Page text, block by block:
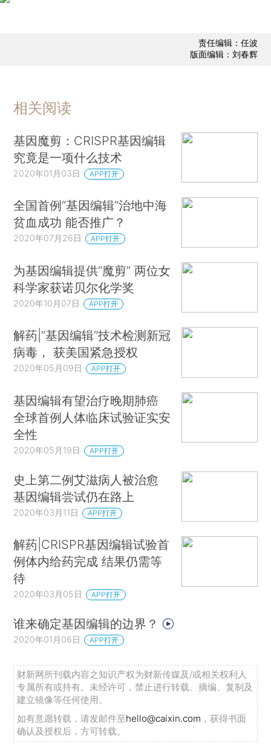
责任编辑：任波
版面编辑：刘春辉
相关阅读
基因魔剪：CRISPR基因编辑
究竟是一项什么技术
2020年01月03日 APP打开
全国首例“基因编辑”治地中海
贫血成功 能否推广？
2020年07月26日 APP打开
为基因编辑提供“魔剪” 两位女
科学家获诺贝尔化学奖
2020年10月07日 APP打开
解药|“基因编辑”技术检测新冠
病毒， 获美国紧急授权
2020年05月09日 APP打开
基因编辑有望治疗晚期肺癌
全球首例人体临床试验证实安
全性
2020年05月19日 APP打开
史上第二例艾滋病人被治愈
基因编辑尝试仍在路上
2020年03月11日 APP打开
解药|CRISPR基因编辑试验首
例体内给药完成 结果仍需等
待
2020年03月05日 APP打开
谁来确定基因编辑的边界？
2020年01月06日 APP打开
财新网所刊载内容之知识产权为财新传媒及/或相关权利人
专属所有或持有。未经许可，禁止进行转载、摘编、复制及
建立镜像等任何使用。
如有意愿转载，请发邮件至hello@caixin.com ，获得书面
确认及授权后，方可转载。